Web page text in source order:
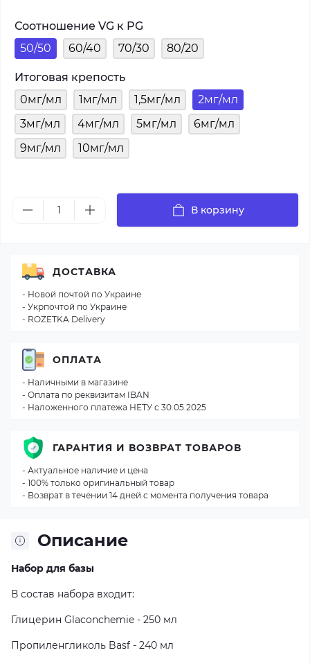
Соотношение VG к PG
50/50
60/40 70/30 80/20
Итоговая крепость
0мг/мл
1мг/мл 1,5мг/мл
2мг/мл
3мг/мл
4мг/мл 5мг/мл
6мг/мл
9мг/мл
10мг/мл
В корзину
Описание
Набор для базы
В состав набора входит:
Глицерин Glaconchemie - 250 мл
Пропиленгликоль Basf - 240 мл
ДОСТАВКА
- Новой почтой по Украине
- Укрпочтой по Украине
- ROZETKA Delivery
ОПЛАТА
- Наличными в магазине
- Оплата по реквизитам IBAN
- Наложенного платежа НЕТУ с 30.05.2025
ГАРАНТИЯ И ВОЗВРАТ ТОВАРОВ
- Актуальное наличие и цена
- 100% только оригинальный товар
- Возврат в течении 14 дней с момента получения товара